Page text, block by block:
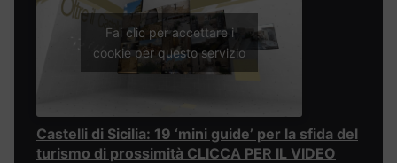
Fai clic per accettare i
cookie per questo servizio
Castelli di Sicilia: 19 ‘mini guide’ per la sfida del
turismo di prossimità CLICCA PER IL VIDEO